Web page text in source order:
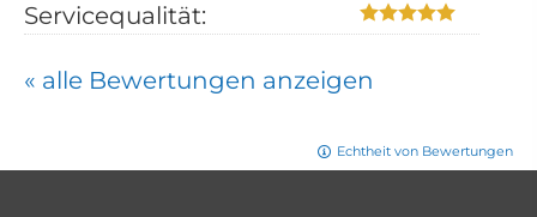
Servicequalität:
« alle Bewertungen anzeigen
Echtheit von Bewertungen